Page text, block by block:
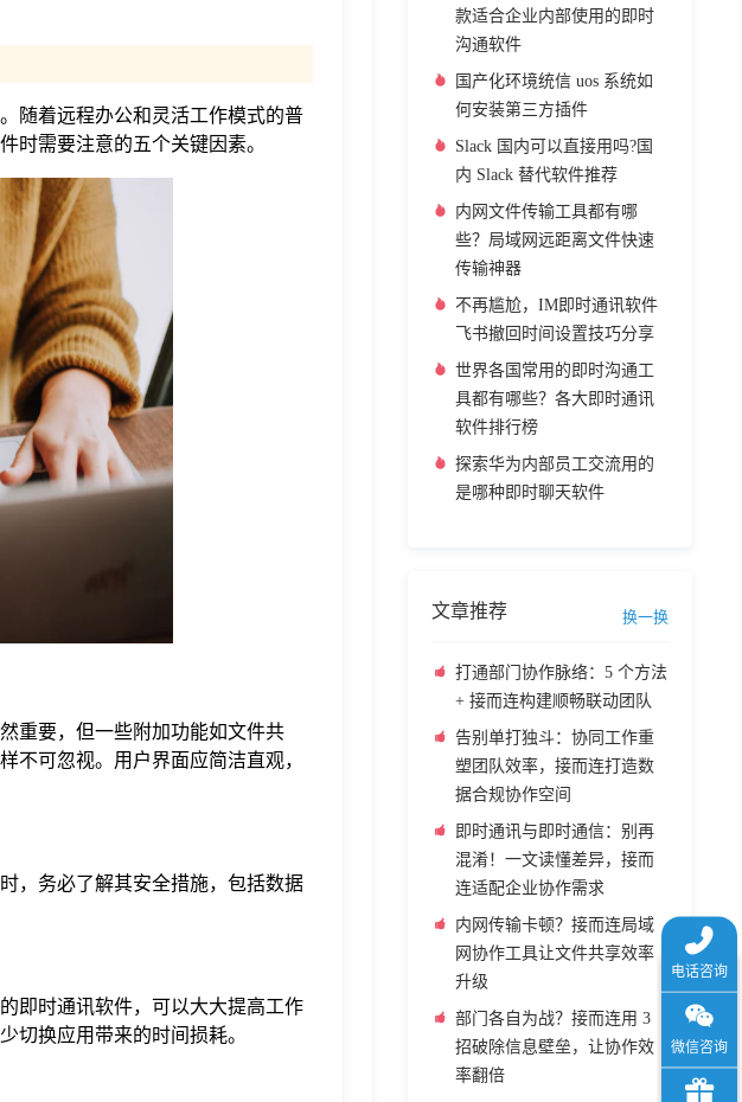
随着远程办公和灵活工作模式的普
时需要注意的五个关键因素。
重要，但一些附加功能如文件共
不可忽视。用户界面应简洁直观，
，务必了解其安全措施，包括数据
即时通讯软件，可以大大提高工作
切换应用带来的时间损耗。
款适合企业内部使用的即时
沟通软件
国产化环境统信 uos 系统如
何安装第三方插件
Slack 国内可以直接用吗?国
内 Slack 替代软件推荐
内网文件传输工具都有哪
些？局域网远距离文件快速
传输神器
不再尴尬，IM即时通讯软件
飞书撤回时间设置技巧分享
世界各国常用的即时沟通工
具都有哪些？各大即时通讯
软件排行榜
探索华为内部员工交流用的
是哪种即时聊天软件
文章推荐 换一换
打通部门协作脉络：5 个方法
+ 接而连构建顺畅联动团队
告别单打独斗：协同工作重
塑团队效率，接而连打造数
据合规协作空间
即时通讯与即时通信：别再
混淆！一文读懂差异，接而
连适配企业协作需求
内网传输卡顿？接而连局域
网协作工具让文件共享效率
升级
部门各自为战？接而连用 3
招破除信息壁垒，让协作效
率翻倍